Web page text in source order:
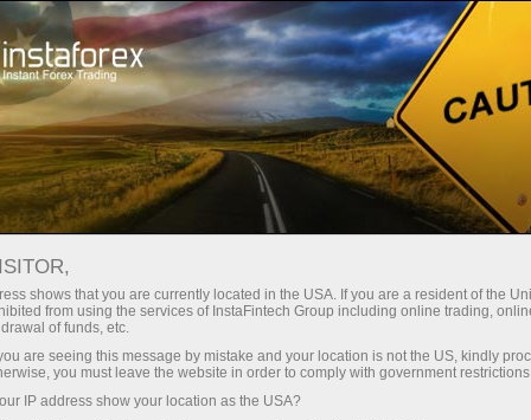
PAMM 系统
账户监控 5329507 - Стабильность как в банке3
FOREX MONITORING
shows that you are currently located in the USA. If you are a resident of the
from using the services of InstaFintech Group including online trading,
of funds, etc.
are seeing this message by mistake and your location is not the US, kindly
you must leave the website in order to comply with government
IP address show your location as the USA?